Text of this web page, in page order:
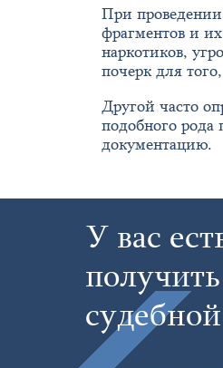
При проведении
фрагментов и
наркотиков,
почерк для
Другой часто
подобного рода
документацию.
У вас